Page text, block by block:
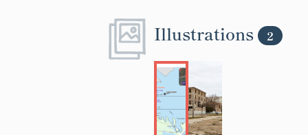
Illustrations 2